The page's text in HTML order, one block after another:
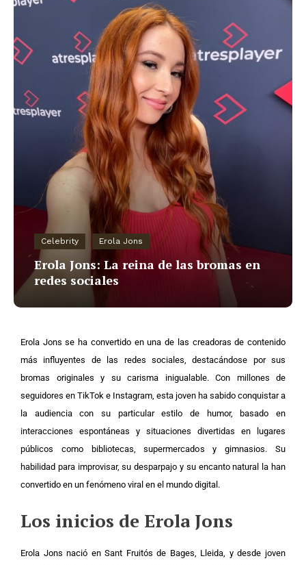
Celebrity Erola Jons
Erola Jons: La reina de las bromas en
redes sociales
Erola Jons se ha convertido en una de las creadoras de contenido
más influyentes de las redes sociales, destacándose por sus
bromas originales y su carisma inigualable. Con millones de
seguidores en TikTok e Instagram, esta joven ha sabido conquistar a
la audiencia con su particular estilo de humor, basado en
interacciones espontáneas y situaciones divertidas en lugares
públicos como bibliotecas, supermercados y gimnasios. Su
habilidad para improvisar, su desparpajo y su encanto natural la han
convertido en un fenómeno viral en el mundo digital.
Los inicios de Erola Jons
Erola Jons nació en Sant Fruitós de Bages, Lleida, y desde joven